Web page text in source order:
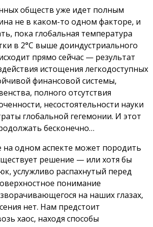
обществ уже идет полным
не в каком-то одном факторе, и
пока глобальная температура
в 2°C выше доиндустриального
прямо сейчас — результат
истощения легкодоступных
финансовой системы,
полного отсутствия
несостоятельности науки
глобальной гегемонии. И этот
бесконечно…
на одном аспекте может породить
решение — или хотя бы
услужливо распахнутый перед
понимание
на наших глазах,
нет. Нам предстоит
хаос, находя способы